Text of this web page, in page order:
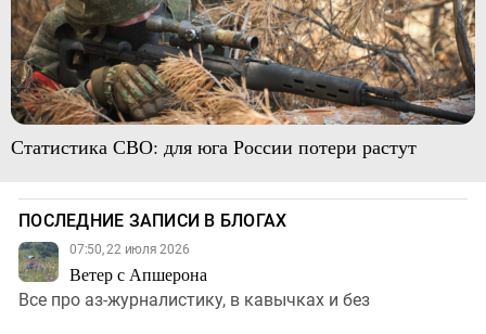
Статистика СВО: для юга России потери растут
ПОСЛЕДНИЕ ЗАПИСИ В БЛОГАХ
07:50, 22 июля 2026
Ветер с Апшерона
Все про аз-журналистику, в кавычках и без